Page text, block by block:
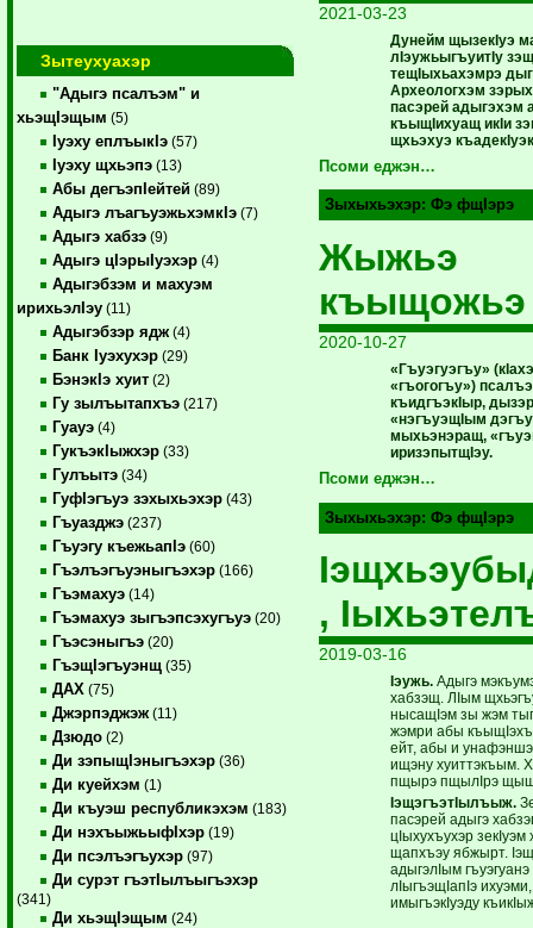
Зытеухуахэр
"Адыгэ псалъэм" и
хьэщIэщым (5)
Iуэху еплъыкIэ (57)
Iуэху щхьэпэ (13)
Абы дегъэпIейтей (89)
Адыгэ лъагъуэжьхэмкIэ (7)
Адыгэ хабзэ (9)
Адыгэ цIэрыIуэхэр (4)
Адыгэбзэм и махуэм
ирихьэлIэу (11)
Адыгэбзэр ядж (4)
Банк Iуэхухэр (29)
БэнэкIэ хуит (2)
Гу зылъытапхъэ (217)
Гуауэ (4)
ГукъэкIыжхэр (33)
Гулъытэ (34)
ГуфIэгъуэ зэхыхьэхэр (43)
Гъуазджэ (237)
Гъуэгу къежьапIэ (60)
Гъэлъэгъуэныгъэхэр (166)
Гъэмахуэ (14)
Гъэмахуэ зыгъэпсэхугъуэ (20)
Гъэсэныгъэ (20)
ГъэщIэгъуэнщ (35)
ДАХ (75)
Джэрпэджэж (11)
Дзюдо (2)
Ди зэпыщIэныгъэхэр (36)
Ди куейхэм (1)
Ди къуэш республикэхэм (183)
Ди нэхъыжьыфIхэр (19)
Ди псэлъэгъухэр (97)
Ди сурэт гъэтIылъыгъэхэр
(341)
Ди хьэщIэщым (24)
2021-03-23
Дунейм щызекIуэ
лIэужьыгъуитIу
тещIыхьахэмрэ
Археологхэм
пасэрей адыгэхэм
къыщIихуащ икIи
щхьэхуэ
Псоми еджэн…
Зыхыхьэхэр:Фэ фщIэрэ
Жыжьэ
къыщожьэ
2020-10-27
«Гъуэгуэгъу»
«гъогогъу»)
къидгъэкIыр,
«нэгъуэщIым
мыхьэнэращ,
иризэпытщIэу.
Псоми еджэн…
Зыхыхьэхэр:Фэ фщIэрэ
,
2019-03-16
Iэужь. Адыгэ
хабзэщ. ЛIым
нысащIэм зы жэм
жэмри абы
ейт, абы и
ищэну хуиттэкъым.
пщырэ пщылIрэ
IэщэгъэтIылъыж.
пасэрей адыгэ
цIыхухъухэр
щапхъэу ябжырт.
адыгэлIым
лIыгъэщIапIэ
имыгъэкIуэду